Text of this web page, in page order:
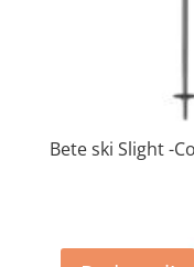
Bete ski Slight -